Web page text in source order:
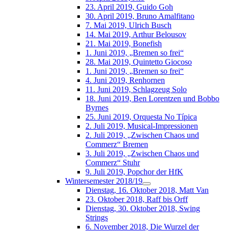
23. April 2019, Guido Goh
30. April 2019, Bruno Amalfitano
7. Mai 2019, Ulrich Busch
14. Mai 2019, Arthur Belousov
21. Mai 2019, Bonefish
1. Juni 2019, „Bremen so frei“
28. Mai 2019, Quintetto Giocoso
1. Juni 2019, „Bremen so frei“
4. Juni 2019, Renhornen
11. Juni 2019, Schlagzeug Solo
18. Juni 2019, Ben Lorentzen und Bobbo
Byrnes
25. Juni 2019, Orquesta No Típica
2. Juli 2019, Musical-Impressionen
2. Juli 2019, „Zwischen Chaos und
Commerz“ Bremen
3. Juli 2019, „Zwischen Chaos und
Commerz“ Stuhr
9. Juli 2019, Popchor der HfK
Wintersemester 2018/19
Dienstag, 16. Oktober 2018, Matt Van
23. Oktober 2018, Raff bis Orff
Dienstag, 30. Oktober 2018, Swing
Strings
6. November 2018, Die Wurzel der